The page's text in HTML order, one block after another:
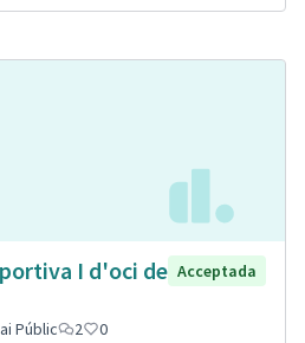
I d'oci de Acceptada
Públic 2 0